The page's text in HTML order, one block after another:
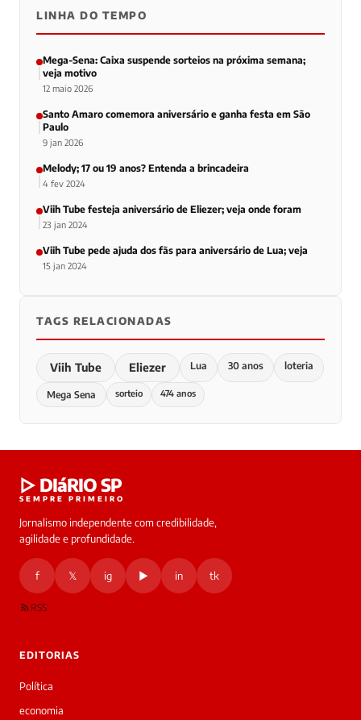
LINHA DO TEMPO
Mega-Sena: Caixa suspende sorteios na próxima semana;
veja motivo
12 maio 2026
Santo Amaro comemora aniversário e ganha festa em São
Paulo
9 jan 2026
Melody; 17 ou 19 anos? Entenda a brincadeira
4 fev 2024
Viih Tube festeja aniversário de Eliezer; veja onde foram
23 jan 2024
Viih Tube pede ajuda dos fãs para aniversário de Lua; veja
15 jan 2024
TAGS RELACIONADAS
Viih Tube Eliezer Lua 30 anos loteria
Mega Sena sorteio 474 anos
▷ DIáRIO SP
SEMPRE PRIMEIRO
Jornalismo independente com credibilidade,
agilidade e profundidade.
f 𝕏 ig ▶ in tk
RSS
EDITORIAS
Política
economia